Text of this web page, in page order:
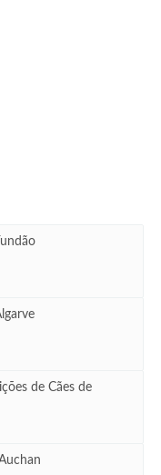
de Cães de